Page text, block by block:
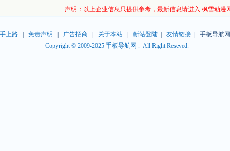
声明：以上企业信息只提供参考，最新信息请进入 枫雪动漫
上路| 免责声明 广告招商| 关于本站| 新站登陆| 友情链接| 手板导航
Copyright © 2009-2025 手板导航网 . All Right Reseved.